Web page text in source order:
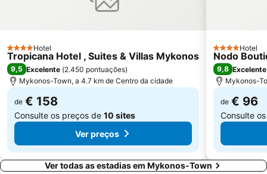
4 Estrelas
Hotel
Tropicana Hotel , Suites & Villas Mykonos
9,5 Excelente (2.450 pontuações)
Mykonos-Town, a 4.7 km de Centro da cidade
de € 158
Consulte os preços de 10 sites
Ver preços
4 Estrelas
Hotel
Nodo
9,8 Excelente
Mykonos-
de € 96
Consulte
Ver todas as estadias em Mykonos-Town